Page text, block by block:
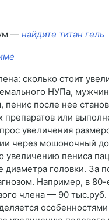
— найдите титан гель
сколько стоит
НУПа,
пенис после нее
препаратов или
увеличения
через мошоночный
увеличению пениса
диаметра головки. За
Например, в 80-
члена — 90